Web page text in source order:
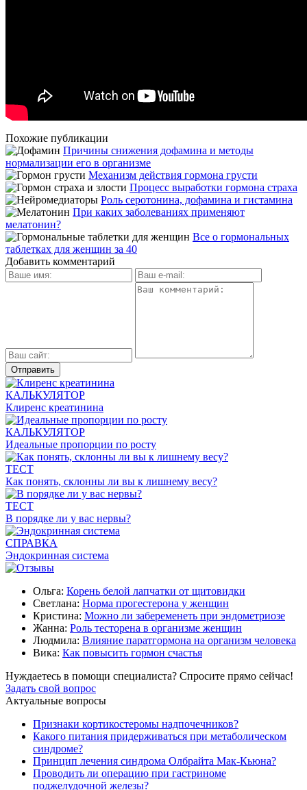
Похожие публикации
Причины снижения дофамина и методы
нормализации его в организме
Механизм действия гормона грусти
Процесс выработки гормона страха
Роль серотонина, дофамина и гистамина
При каких заболеваниях применяют
мелатонин?
Все о гормональных
таблетках для женщин за 40
Добавить комментарий
КАЛЬКУЛЯТОР
Клиренс креатинина
КАЛЬКУЛЯТОР
Идеальные пропорции по росту
ТЕСТ
Как понять, склонны ли вы к лишнему весу?
ТЕСТ
В порядке ли у вас нервы?
СПРАВКА
Эндокринная система
Ольга: Корень белой лапчатки от щитовидки
Светлана: Норма прогестерона у женщин
Кристина: Можно ли забеременеть при эндометриозе
Жанна: Роль тесторена в организме женщин
Людмила: Влияние паратгормона на организм человека
Вика: Как повысить гормон счастья
Нуждаетесь в помощи специалиста? Спросите прямо сейчас!
Задать свой вопрос
Актуальные вопросы
Признаки кортикостеромы надпочечников?
Какого питания придерживаться при метаболическом
синдроме?
Принцип лечения синдрома Олбрайта Мак-Кьюна?
Проводить ли операцию при гастриноме
поджелудочной железы?